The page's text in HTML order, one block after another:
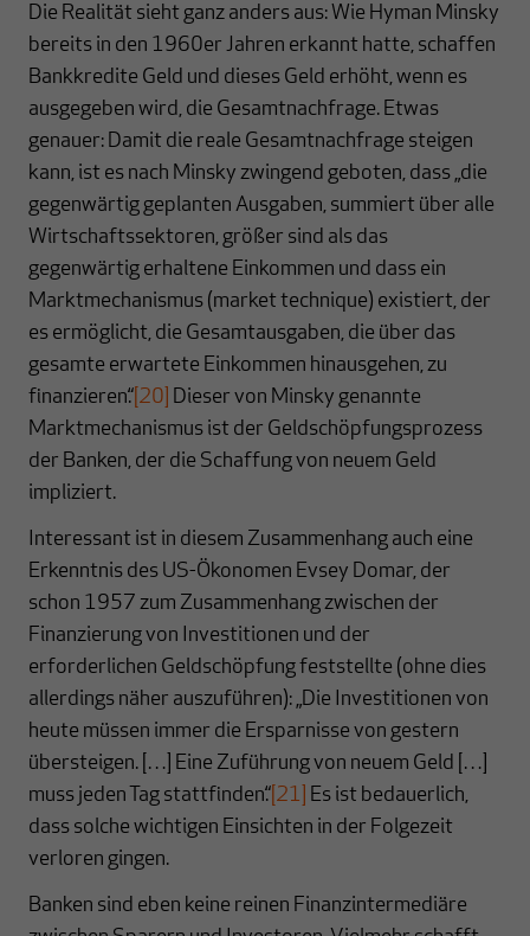
Die Realität sieht ganz anders aus: Wie Hyman Minsky
bereits in den 1960er Jahren erkannt hatte, schaffen
Bankkredite Geld und dieses Geld erhöht, wenn es
ausgegeben wird, die Gesamtnachfrage. Etwas
genauer: Damit die reale Gesamtnachfrage steigen
kann, ist es nach Minsky zwingend geboten, dass „die
gegenwärtig geplanten Ausgaben, summiert über alle
Wirtschaftssektoren, größer sind als das
gegenwärtig erhaltene Einkommen und dass ein
Marktmechanismus (market technique) existiert, der
es ermöglicht, die Gesamtausgaben, die über das
gesamte erwartete Einkommen hinausgehen, zu
finanzieren.“ [20] Dieser von Minsky genannte
Marktmechanismus ist der Geldschöpfungsprozess
der Banken, der die Schaffung von neuem Geld
impliziert.
Interessant ist in diesem Zusammenhang auch eine
Erkenntnis des US-Ökonomen Evsey Domar, der
schon 1957 zum Zusammenhang zwischen der
Finanzierung von Investitionen und der
erforderlichen Geldschöpfung feststellte (ohne dies
allerdings näher auszuführen): „Die Investitionen von
heute müssen immer die Ersparnisse von gestern
übersteigen. […] Eine Zuführung von neuem Geld […]
muss jeden Tag stattfinden.“ [21] Es ist bedauerlich,
dass solche wichtigen Einsichten in der Folgezeit
verloren gingen.
Banken sind eben keine reinen Finanzintermediäre